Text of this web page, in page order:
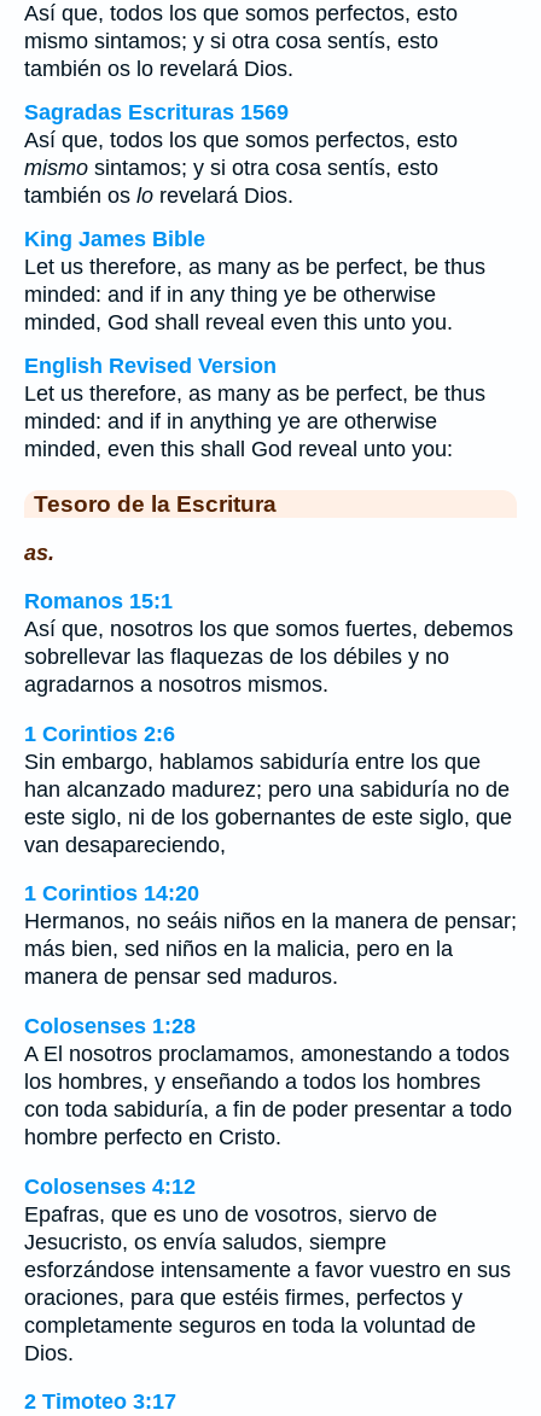
Así que, todos los que somos perfectos, esto
mismo sintamos; y si otra cosa sentís, esto
también os lo revelará Dios.
Sagradas Escrituras 1569
Así que, todos los que somos perfectos, esto
mismo sintamos; y si otra cosa sentís, esto
también os lo revelará Dios.
King James Bible
Let us therefore, as many as be perfect, be thus
minded: and if in any thing ye be otherwise
minded, God shall reveal even this unto you.
English Revised Version
Let us therefore, as many as be perfect, be thus
minded: and if in anything ye are otherwise
minded, even this shall God reveal unto you:
Tesoro de la Escritura
as.
Romanos 15:1
Así que, nosotros los que somos fuertes, debemos
sobrellevar las flaquezas de los débiles y no
agradarnos a nosotros mismos.
1 Corintios 2:6
Sin embargo, hablamos sabiduría entre los que
han alcanzado madurez; pero una sabiduría no de
este siglo, ni de los gobernantes de este siglo, que
van desapareciendo,
1 Corintios 14:20
Hermanos, no seáis niños en la manera de pensar;
más bien, sed niños en la malicia, pero en la
manera de pensar sed maduros.
Colosenses 1:28
A El nosotros proclamamos, amonestando a todos
los hombres, y enseñando a todos los hombres
con toda sabiduría, a fin de poder presentar a todo
hombre perfecto en Cristo.
Colosenses 4:12
Epafras, que es uno de vosotros, siervo de
Jesucristo, os envía saludos, siempre
esforzándose intensamente a favor vuestro en sus
oraciones, para que estéis firmes, perfectos y
completamente seguros en toda la voluntad de
Dios.
2 Timoteo 3:17